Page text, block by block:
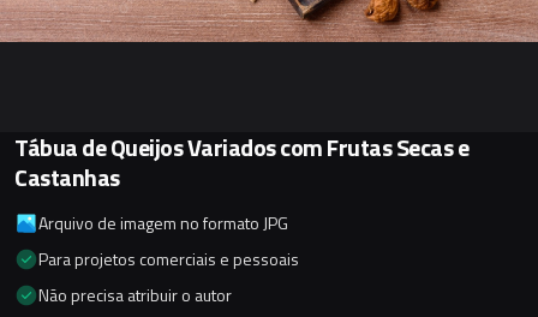
Tábua de Queijos Variados com Frutas Secas e
Castanhas
Arquivo de imagem no formato JPG
Para projetos comerciais e pessoais
Não precisa atribuir o autor